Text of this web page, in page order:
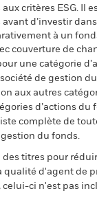
critères ESG. Il
d’investir
à un
couverture de
une catégorie
de gestion
aux autres
d’actions
complète de
du fonds.
titres pour
qualité d'agent de
ci n'est pas